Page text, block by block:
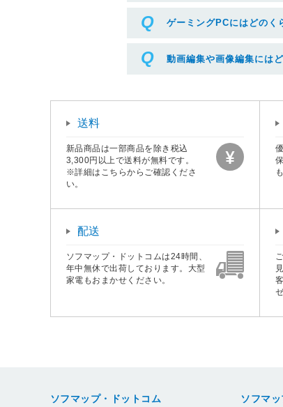
ゲーミングPCにはどのく
動画編集や画像編集には
送料
新品商品は一部商品を除き税込
3,300円以上で送料が無料です。
※詳細はこちらからご確認くださ
い。
配送
ソフマップ・ドットコムは24時間、
年中無休で出荷しております。大型
家電もおまかせください。
ソフマップ・ドットコム ソフマッ